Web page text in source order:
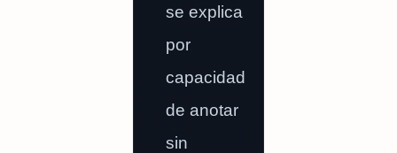
se explica
por
capacidad
de anotar
sin